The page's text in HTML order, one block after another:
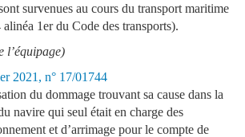
survenues au cours du transport maritime
1er du Code des transports).
l’équipage)
2021, n° 17/01744
du dommage trouvant sa cause dans la
navire qui seul était en charge des
et d’arrimage pour le compte de